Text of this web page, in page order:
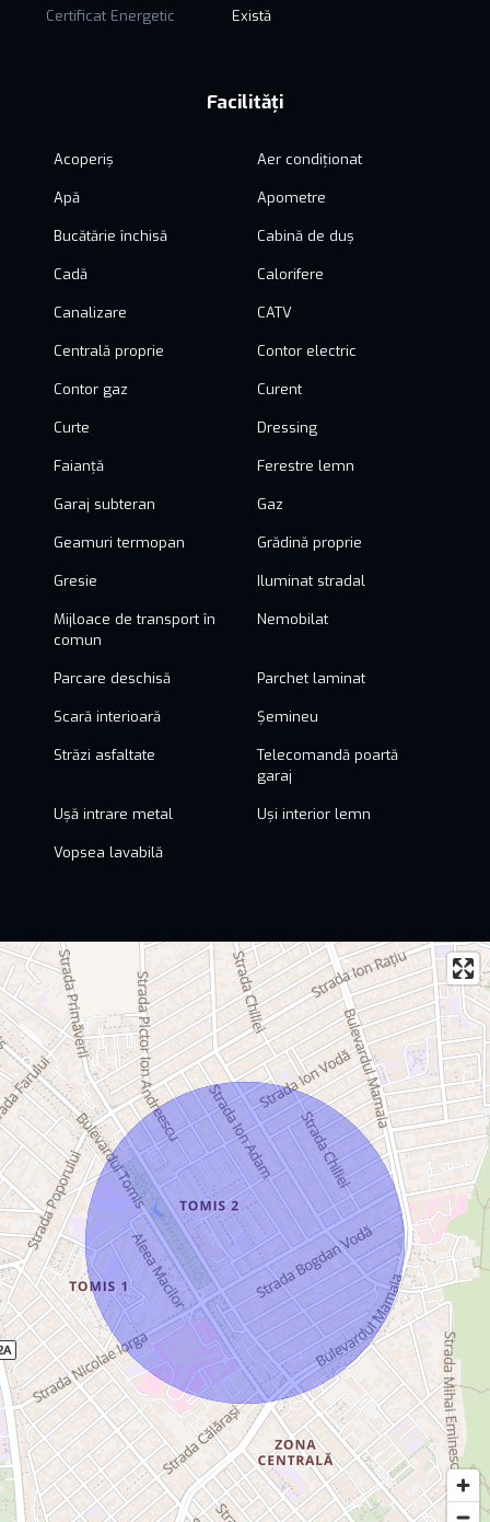
Certificat Energetic Există
Facilități
Acoperiș Aer condiționat
Apă Apometre
Bucătărie închisă Cabină de duș
Cadă Calorifere
Canalizare CATV
Centrală proprie Contor electric
Contor gaz Curent
Curte Dressing
Faianță Ferestre lemn
Garaj subteran Gaz
Geamuri termopan Grădină proprie
Gresie Iluminat stradal
Mijloace de transport în
comun
Nemobilat
Parcare deschisă Parchet laminat
Scară interioară Șemineu
Străzi asfaltate
Telecomandă poartă
garaj
Ușă intrare metal Uși interior lemn
Vopsea lavabilă